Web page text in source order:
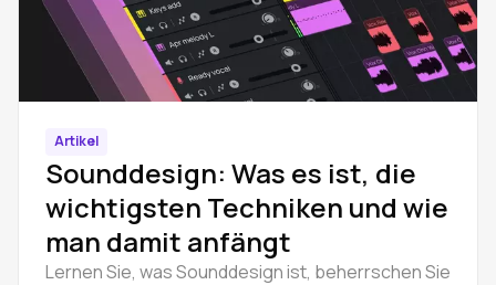
Artikel
Sounddesign: Was es ist, die
wichtigsten Techniken und wie
man damit anfängt
Lernen Sie, was Sounddesign ist, beherrschen Sie